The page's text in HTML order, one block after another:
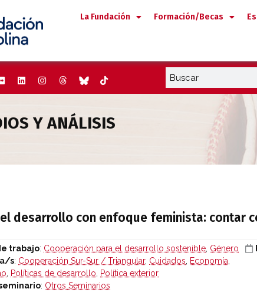
La Fundación Formación/Becas
Y ANÁLISIS
el desarrollo con enfoque feminista:
el desarrollo con enfoque feminista: contar
trabajo: Cooperación para el desarrollo sostenible, Género
s: Cooperación Sur-Sur / Triangular, Cuidados, Economía,
, Políticas de desarrollo, Política exterior
: Otros Seminarios